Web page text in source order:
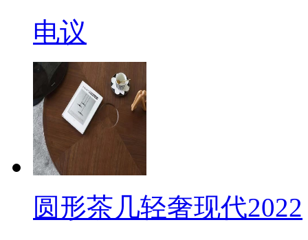
电议
圆形茶几轻奢现代2022